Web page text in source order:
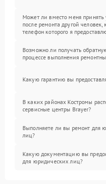
Может ли вместо меня принять
после ремонта другой человек,
телефон которого я
Возможно ли получать
процессе выполнения
Какую гарантию вы
В каких районах Костромы
сервисные центры Brayer?
Выполняете ли вы ремонт для
лиц?
Какую документацию вы
для юридических лиц?